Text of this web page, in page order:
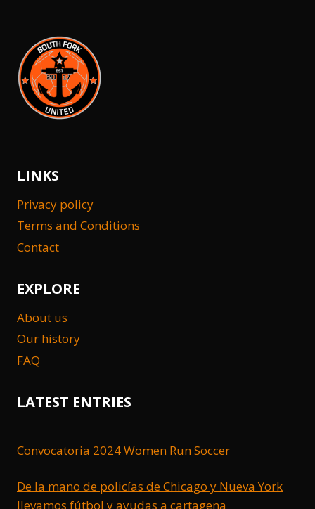
LINKS
Privacy policy
Terms and Conditions
Contact
EXPLORE
About us
Our history
FAQ
LATEST ENTRIES
Convocatoria 2024 Women Run Soccer
De la mano de policías de Chicago y Nueva York
llevamos fútbol y ayudas a cartagena